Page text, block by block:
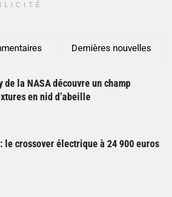
Dernières nouvelles
la NASA découvre un champ
en nid d’abeille
le crossover électrique à 24 900 euros